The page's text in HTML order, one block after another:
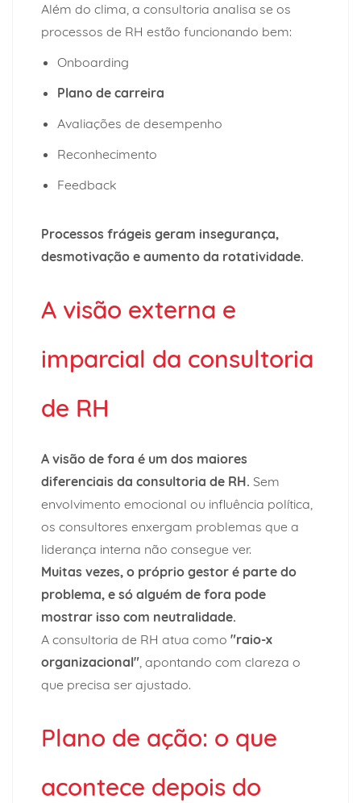
Além do clima, a consultoria analisa se os
processos de RH estão funcionando bem:
Onboarding
Plano de carreira
Avaliações de desempenho
Reconhecimento
Feedback
Processos frágeis geram insegurança,
desmotivação e aumento da rotatividade.
A visão externa e
imparcial da consultoria
de RH
A visão de fora é um dos maiores
diferenciais da consultoria de RH. Sem
envolvimento emocional ou influência política,
os consultores enxergam problemas que a
liderança interna não consegue ver.
Muitas vezes, o próprio gestor é parte do
problema, e só alguém de fora pode
mostrar isso com neutralidade.
A consultoria de RH atua como "raio-x
organizacional", apontando com clareza o
que precisa ser ajustado.
Plano de ação: o que
acontece depois do